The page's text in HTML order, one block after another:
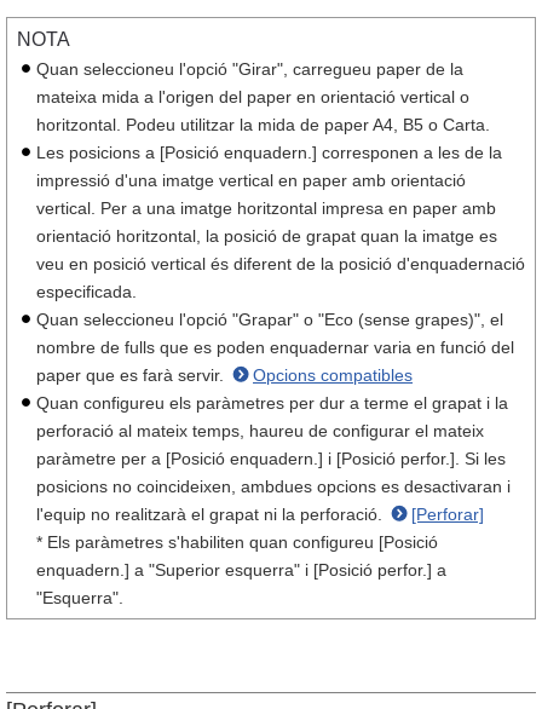
NOTA
Quan seleccioneu l'opció "Girar", carregueu paper de la
mateixa mida a l'origen del paper en orientació vertical o
horitzontal. Podeu utilitzar la mida de paper A4, B5 o Carta.
Les posicions a [Posició enquadern.] corresponen a les de la
impressió d'una imatge vertical en paper amb orientació
vertical. Per a una imatge horitzontal impresa en paper amb
orientació horitzontal, la posició de grapat quan la imatge es
veu en posició vertical és diferent de la posició d'enquadernació
especificada.
Quan seleccioneu l'opció "Grapar" o "Eco (sense grapes)", el
nombre de fulls que es poden enquadernar varia en funció del
paper que es farà servir.
Opcions compatibles
Quan configureu els paràmetres per dur a terme el grapat i la
perforació al mateix temps, haureu de configurar el mateix
paràmetre per a [Posició enquadern.] i [Posició perfor.]. Si les
posicions no coincideixen, ambdues opcions es desactivaran i
l'equip no realitzarà el grapat ni la perforació.
[Perforar]
* Els paràmetres s'habiliten quan configureu [Posició
enquadern.] a "Superior esquerra" i [Posició perfor.] a
"Esquerra".